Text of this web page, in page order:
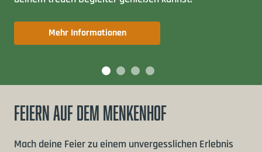
Mehr Informationen
FEIERN AUF DEMMENKENHOF
Mach deine Feier zu einem unvergesslichen Erlebnis